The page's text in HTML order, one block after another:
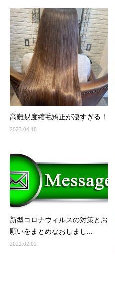
高難易度縮毛矯正が凄すぎる！
2023.04.10
新型コロナウィルスの対策とお
願いをまとめなおしまし...
2022.02.02